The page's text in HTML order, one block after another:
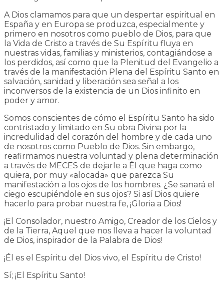
A Dios clamamos para que un despertar espiritual en
España y en Europa se produzca, especialmente y
primero en nosotros como pueblo de Dios, para que
la Vida de Cristo a través de Su Espíritu fluya en
nuestras vidas, familias y ministerios, contagiándose a
los perdidos, así como que la Plenitud del Evangelio a
través de la manifestación Plena del Espíritu Santo en
salvación, sanidad y liberación sea señal a los
inconversos de la existencia de un Dios infinito en
poder y amor.
Somos conscientes de cómo el Espíritu Santo ha sido
contristado y limitado en Su obra Divina por la
incredulidad del corazón del hombre y de cada uno
de nosotros como Pueblo de Dios. Sin embargo,
reafirmamos nuestra voluntad y plena determinación
a través de MECES de dejarle a Él que haga como
quiera, por muy «alocada» que parezca Su
manifestación a los ojos de los hombres. ¿Se sanará el
ciego escupiéndole en sus ojos? Si así Dios quiere
hacerlo para probar nuestra fe, ¡Gloria a Dios!
¡El Consolador, nuestro Amigo, Creador de los Cielos y
de la Tierra, Aquel que nos lleva a hacer la voluntad
de Dios, inspirador de la Palabra de Dios!
¡Él es el Espíritu del Dios vivo, el Espíritu de Cristo!
Sí; ¡El Espíritu Santo!